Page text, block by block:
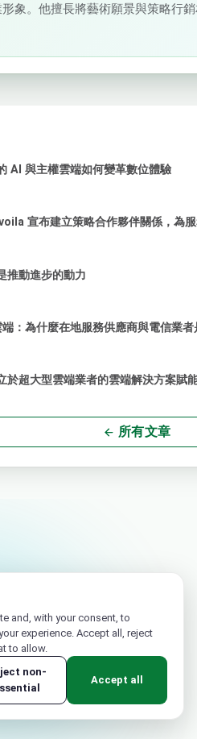
象。他擅長將藝術願景與策略行
AI 與主權雲端如何變革數位體驗
宣布建立策略合作夥伴關係，為
推動進步的動力
：為什麼在地服務供應商與電信業
於超大型雲端業者的雲端解決方案賦
所有文章
and, with your consent, to
experience. Accept all, reject
to allow.
non-
Accept all